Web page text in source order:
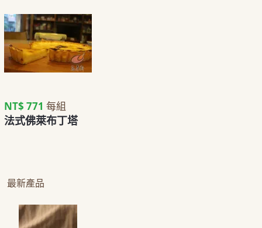
NT$ 771 每組
法式佛萊布丁塔
最新產品